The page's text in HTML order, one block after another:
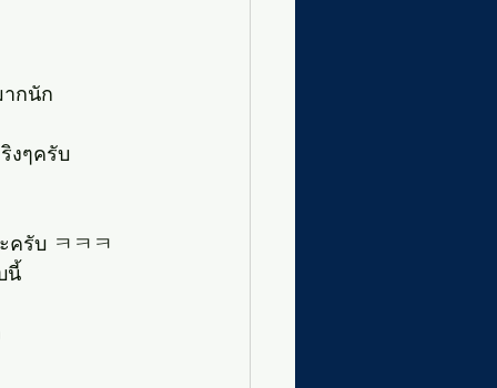
กนัก
งๆครับ
รับ ㅋㅋㅋ
นี้